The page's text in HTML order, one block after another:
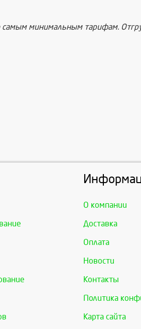
самым минимальным тарифам.
О компании
Доставка
Оплата
Новости
Контакты
Политика
Карта сайта